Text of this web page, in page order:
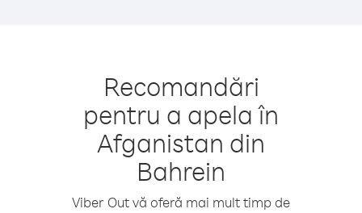
Recomandări
pentru a apela în
Afganistan din
Bahrein
Viber Out vă oferă mai mult timp de